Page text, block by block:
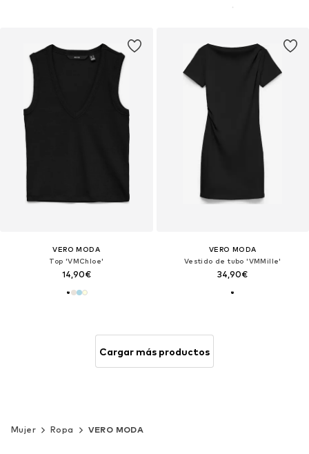
VERO MODA
Top 'VMChloe'
14,90€
VERO MODA
Vestido de tubo 'VMMille'
34,90€
Cargar más productos
Mujer Ropa VERO MODA